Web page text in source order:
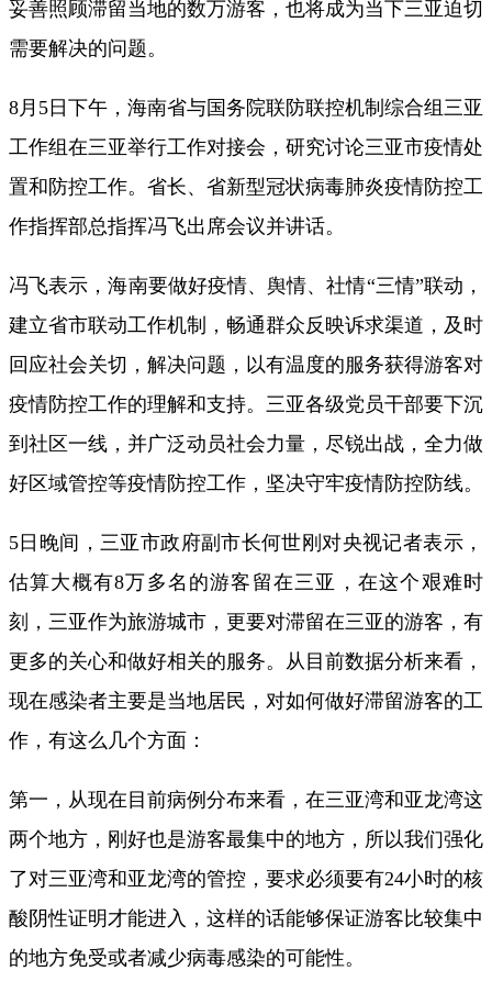
妥善照顾滞留当地的数万游客，也将成为当下三亚迫切
需要解决的问题。
8月5日下午，海南省与国务院联防联控机制综合组三亚
工作组在三亚举行工作对接会，研究讨论三亚市疫情处
置和防控工作。省长、省新型冠状病毒肺炎疫情防控工
作指挥部总指挥冯飞出席会议并讲话。
冯飞表示，海南要做好疫情、舆情、社情“三情”联动，
建立省市联动工作机制，畅通群众反映诉求渠道，及时
回应社会关切，解决问题，以有温度的服务获得游客对
疫情防控工作的理解和支持。三亚各级党员干部要下沉
到社区一线，并广泛动员社会力量，尽锐出战，全力做
好区域管控等疫情防控工作，坚决守牢疫情防控防线。
5日晚间，三亚市政府副市长何世刚对央视记者表示，
估算大概有8万多名的游客留在三亚，在这个艰难时
刻，三亚作为旅游城市，更要对滞留在三亚的游客，有
更多的关心和做好相关的服务。从目前数据分析来看，
现在感染者主要是当地居民，对如何做好滞留游客的工
作，有这么几个方面：
第一，从现在目前病例分布来看，在三亚湾和亚龙湾这
两个地方，刚好也是游客最集中的地方，所以我们强化
了对三亚湾和亚龙湾的管控，要求必须要有24小时的核
酸阴性证明才能进入，这样的话能够保证游客比较集中
的地方免受或者减少病毒感染的可能性。